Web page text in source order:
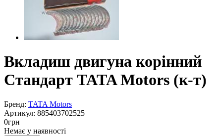
Вкладиш двигуна корінний
Стандарт TATA Motors (к-т)
Бренд: TATA Motors
Артикул: 885403702525
0грн
Немає у наявності